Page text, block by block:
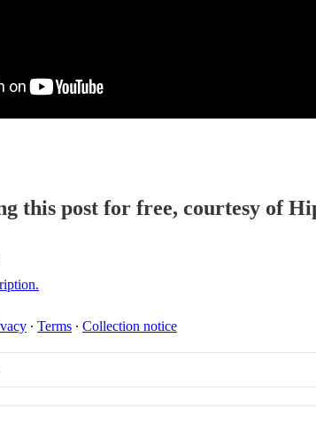
this post for free, courtesy of
∙ Terms ∙ Collection notice